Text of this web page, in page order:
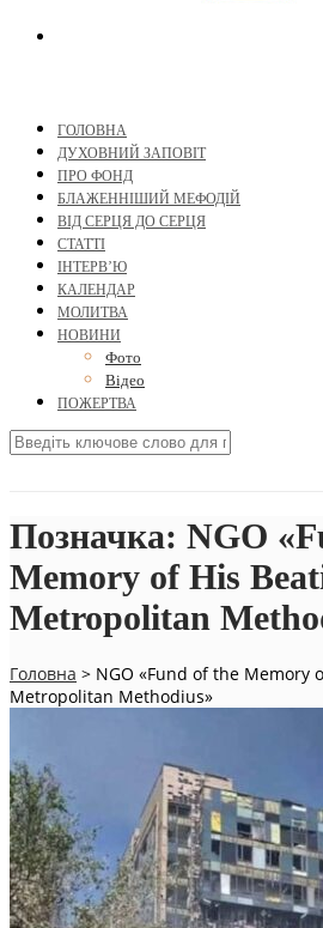
ГОЛОВНА
ДУХОВНИЙ ЗАПОВІТ
ПРО ФОНД
БЛАЖЕННІШИЙ МЕФОДІЙ
ВІД СЕРЦЯ ДО СЕРЦЯ
СТАТТІ
ІНТЕРВ’Ю
КАЛЕНДАР
МОЛИТВА
НОВИНИ
Фото
Відео
ПОЖЕРТВА
Позначка: NGO
Memory of His
Metropolitan
Головна > NGO «Fund of the Memory
Metropolitan Methodius»